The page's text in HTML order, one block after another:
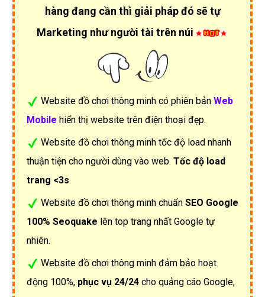
hàng đang cần thì giải pháp đó sẽ tự
Marketing như người tài trên núi
Website đồ chơi thông minh có phiên bản Web
Mobile hiển thị website trên điện thoại đẹp.
Website đồ chơi thông minh tốc độ load nhanh
thuận tiện cho người dùng vào web. Tốc độ load
trang <3s.
Website đồ chơi thông minh chuẩn SEO Google
100% Seoquake lên top trang nhất Google tự
nhiên.
Website đồ chơi thông minh đảm bảo hoạt
động 100%, phục vụ 24/24 cho quảng cáo Google,